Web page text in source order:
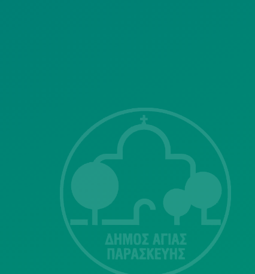
415-417
Τ.Κ.15343
Αγία Παρασκευή
213 2004500